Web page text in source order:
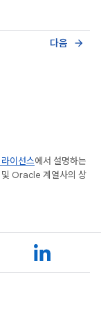
다음 arrow_forward
이선스에서 설명하는
Oracle 계열사의 상